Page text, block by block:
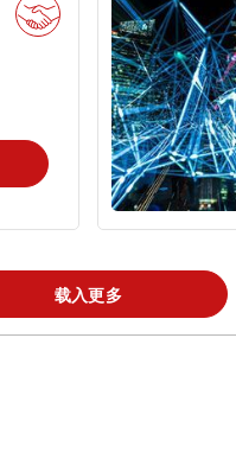
载入更多
提供指引。
tami by TÜV
线上平台